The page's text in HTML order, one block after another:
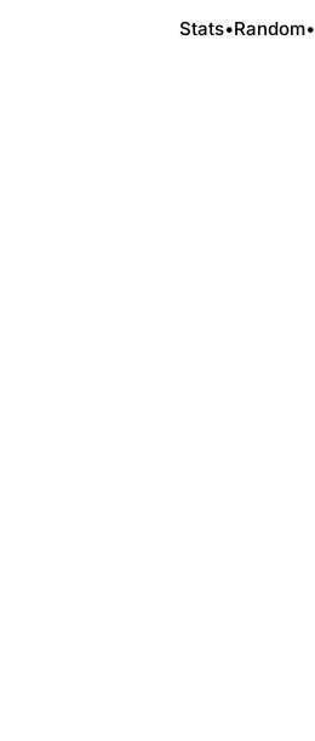
Stats•Random•